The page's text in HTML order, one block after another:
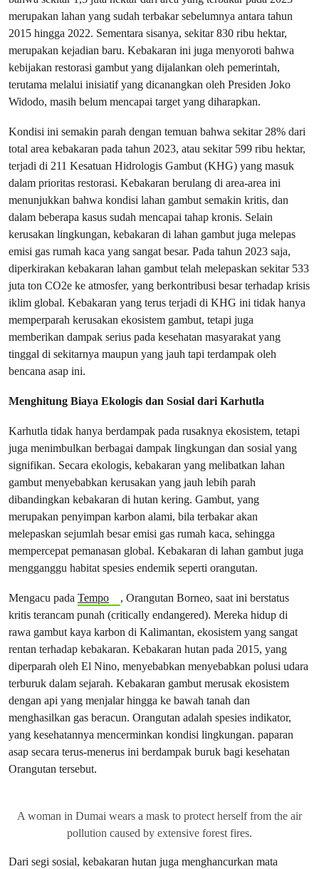
merupakan lahan yang sudah terbakar sebelumnya antara tahun
2015 hingga 2022. Sementara sisanya, sekitar 830 ribu hektar,
merupakan kejadian baru. Kebakaran ini juga menyoroti bahwa
kebijakan restorasi gambut yang dijalankan oleh pemerintah,
terutama melalui inisiatif yang dicanangkan oleh Presiden Joko
Widodo, masih belum mencapai target yang diharapkan.
Kondisi ini semakin parah dengan temuan bahwa sekitar 28% dari
total area kebakaran pada tahun 2023, atau sekitar 599 ribu hektar,
terjadi di 211 Kesatuan Hidrologis Gambut (KHG) yang masuk
dalam prioritas restorasi. Kebakaran berulang di area-area ini
menunjukkan bahwa kondisi lahan gambut semakin kritis, dan
dalam beberapa kasus sudah mencapai tahap kronis. Selain
kerusakan lingkungan, kebakaran di lahan gambut juga melepas
emisi gas rumah kaca yang sangat besar. Pada tahun 2023 saja,
diperkirakan kebakaran lahan gambut telah melepaskan sekitar 533
juta ton CO2e ke atmosfer, yang berkontribusi besar terhadap krisis
iklim global. Kebakaran yang terus terjadi di KHG ini tidak hanya
memperparah kerusakan ekosistem gambut, tetapi juga
memberikan dampak serius pada kesehatan masyarakat yang
tinggal di sekitarnya maupun yang jauh tapi terdampak oleh
bencana asap ini.
Menghitung Biaya Ekologis dan Sosial dari Karhutla
Karhutla tidak hanya berdampak pada rusaknya ekosistem, tetapi
juga menimbulkan berbagai dampak lingkungan dan sosial yang
signifikan. Secara ekologis, kebakaran yang melibatkan lahan
gambut menyebabkan kerusakan yang jauh lebih parah
dibandingkan kebakaran di hutan kering. Gambut, yang
merupakan penyimpan karbon alami, bila terbakar akan
melepaskan sejumlah besar emisi gas rumah kaca, sehingga
mempercepat pemanasan global. Kebakaran di lahan gambut juga
mengganggu habitat spesies endemik seperti orangutan.
Mengacu pada Tempo
, Orangutan Borneo, saat ini berstatus
kritis terancam punah (critically endangered). Mereka hidup di
rawa gambut kaya karbon di Kalimantan, ekosistem yang sangat
rentan terhadap kebakaran. Kebakaran hutan pada 2015, yang
diperparah oleh El Nino, menyebabkan menyebabkan polusi udara
terburuk dalam sejarah. Kebakaran gambut merusak ekosistem
dengan api yang menjalar hingga ke bawah tanah dan
menghasilkan gas beracun. Orangutan adalah spesies indikator,
yang kesehatannya mencerminkan kondisi lingkungan. paparan
asap secara terus-menerus ini berdampak buruk bagi kesehatan
Orangutan tersebut.
A woman in Dumai wears a mask to protect herself from the air
pollution caused by extensive forest fires.
Dari segi sosial, kebakaran hutan juga menghancurkan mata